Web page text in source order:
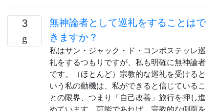
3
無神論者として巡礼をすることはで
きますか？
私はサン・ジャック・ド・コンポステッレ巡
礼をするつもりですが、私も明確に無神論者
です。（ほとんど）宗教的な巡礼を受けると
いう私の動機は、私ができると信じているこ
との限界、つまり「自己改善」旅行を押し進
めています。可能であれば、宗教的な側面を